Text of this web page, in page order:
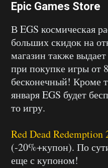
Epic Games Store
В EGS космическая
больших скидок на
магазин также
при покупке игры от
бесконечный! Кроме
января EGS будет
то игру.
Red Dead Redemption
(-20%+купон). По
еще с купоном!